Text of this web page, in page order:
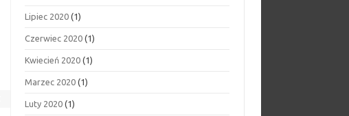
Lipiec 2020 (1)
Czerwiec 2020 (1)
Kwiecień 2020 (1)
Marzec 2020 (1)
Luty 2020 (1)